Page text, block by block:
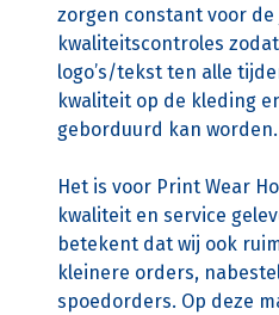
zorgen constant voor de
kwaliteitscontroles
logo’s/tekst ten alle
kwaliteit op de kleding
geborduurd kan worden.
Het is voor Print Wear
kwaliteit en service
betekent dat wij ook
kleinere orders,
spoedorders. Op deze